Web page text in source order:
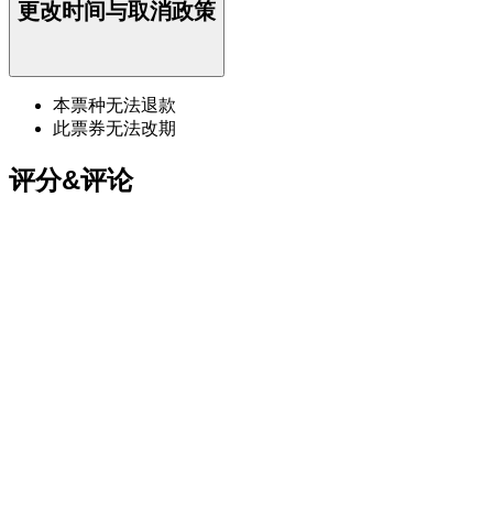
更改时间与取消政策
本票种无法退款
此票券无法改期
评分&评论